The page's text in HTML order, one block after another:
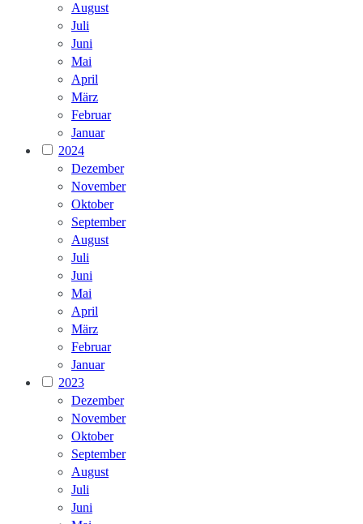
August
Juli
Juni
Mai
April
März
Februar
Januar
2024
Dezember
November
Oktober
September
August
Juli
Juni
Mai
April
März
Februar
Januar
2023
Dezember
November
Oktober
September
August
Juli
Juni